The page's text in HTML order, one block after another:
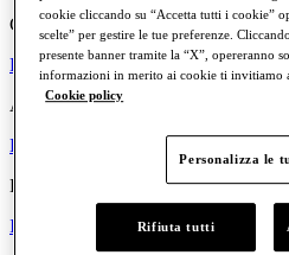
Canone mensile
Fino a € 300Tra € 300 e € 500Tra
Alimentazione
Benzina
Elettrica
Eurocar
Il Gruppo
Dove siamo Le persone
cookie cliccando su “Accetta tutti i cookie”
scelte” per gestire le tue preferenze.
presente banner tramite la “X”, opereranno
informazioni in merito ai cookie ti invitiamo
Cookie policy
Personalizza le
Rifiuta tutti